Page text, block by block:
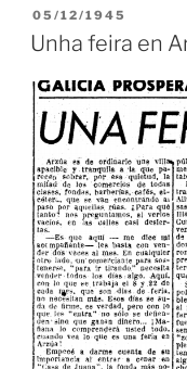
PUBLICADO
EN
05/12/1945
Unha feira en